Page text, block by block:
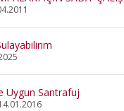
Uygun Santrafuj